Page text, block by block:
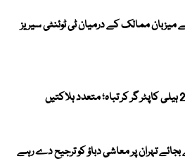
کپ 2027 کے میزبان ممالک کے درمیان ٹی ٹوئنٹی سیریز
بجائے تہران پر معاشی دباؤ کو ترجیح دے رہے